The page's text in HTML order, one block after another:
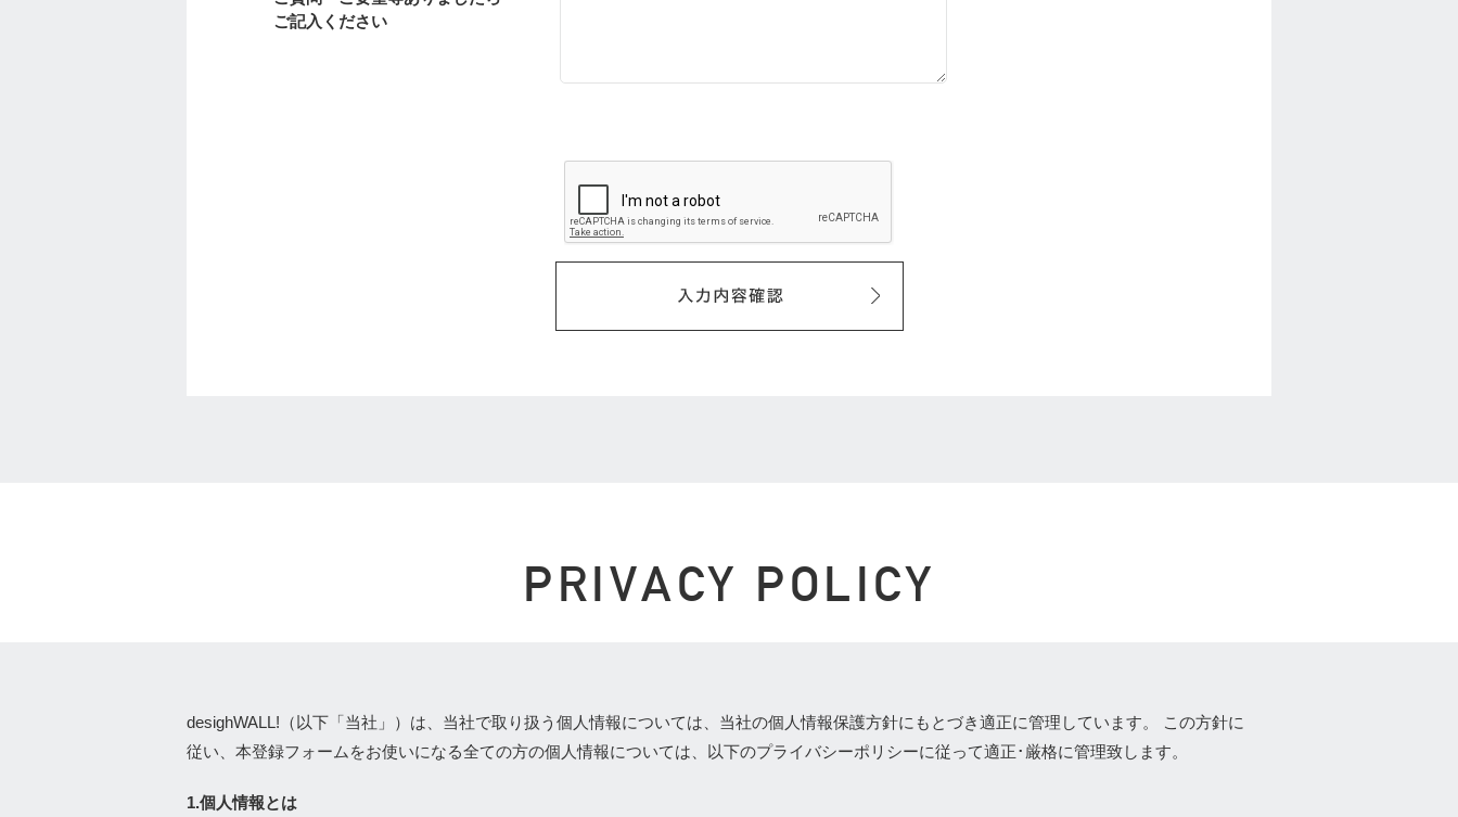
ご記入ください
PRIVACY POLICY
desighWALL!（以下「当社」）は、当社で取り扱う個人情報については、当社の個人情報保護方針にもとづき適正に管理しています。 この方針に
従い、本登録フォームをお使いになる全ての方の個人情報については、以下のプライバシーポリシーに従って適正･厳格に管理致します。
1.個人情報とは